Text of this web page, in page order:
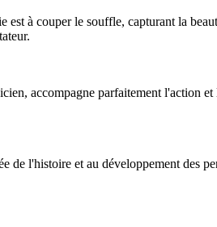
à couper le souffle, capturant la
accompagne parfaitement l'action et
l'histoire et au développement des